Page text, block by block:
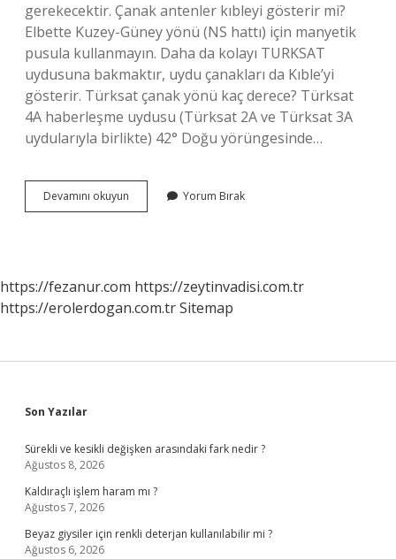
gerekecektir. Çanak antenler kıbleyi gösterir mi?
Elbette Kuzey-Güney yönü (NS hattı) için manyetik
pusula kullanmayın. Daha da kolayı TURKSAT
uydusuna bakmaktır, uydu çanakları da Kıble’yi
gösterir. Türksat çanak yönü kaç derece? Türksat
4A haberleşme uydusu (Türksat 2A ve Türksat 3A
uydularıyla birlikte) 42° Doğu yörüngesinde…
Devamını okuyun
Anten
Yorum Bırak
https://fezanur.com https://zeytinvadisi.com.tr
https://erolerdogan.com.trSitemap
Sidebar
Son Yazılar
Sürekli ve kesikli değişken arasındaki fark nedir ?
Ağustos 8, 2026
Kaldıraçlı işlem haram mı ?
Ağustos 7, 2026
Beyaz giysiler için renkli deterjan kullanılabilir mi ?
Ağustos 6, 2026